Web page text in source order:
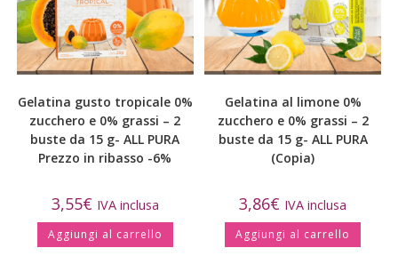
Gelatina gusto tropicale 0%
zucchero e 0% grassi – 2
buste da 15 g- ALL PURA
Prezzo in ribasso -6%
3,55€ IVA inclusa
Aggiungi al carrello
Gelatina al limone 0%
zucchero e 0% grassi – 2
buste da 15 g- ALL PURA
(Copia)
3,86€ IVA inclusa
Aggiungi al carrello